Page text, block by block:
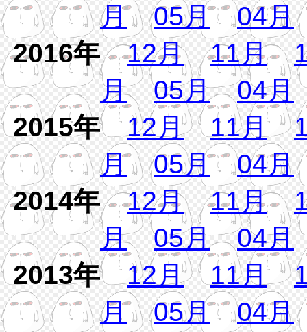
月
05月
04月
2016年12月 11月
月
05月
04月
2015年12月 11月
月
05月
04月
2014年12月 11月
月
05月
04月
2013年12月 11月
月
05月
04月